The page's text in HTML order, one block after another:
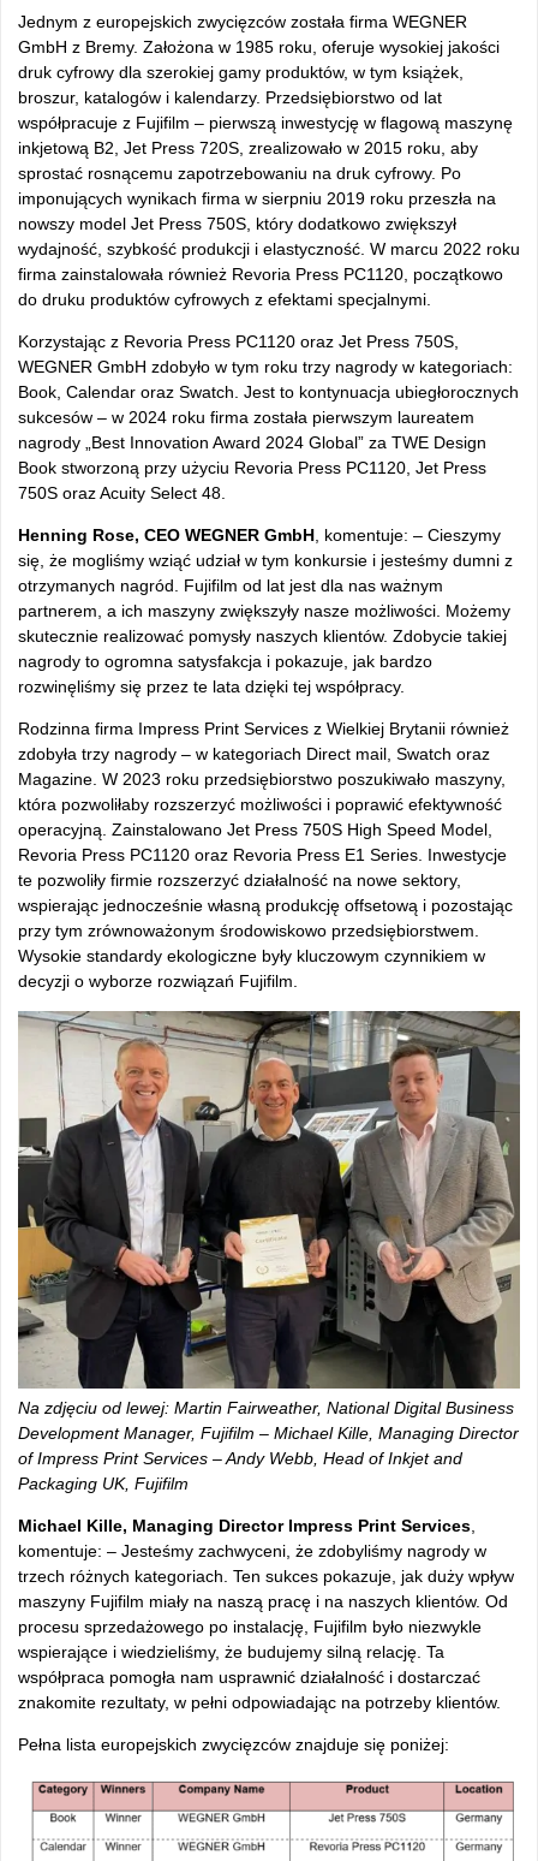
Jednym z europejskich zwycięzców została firma WEGNER
GmbH z Bremy. Założona w 1985 roku, oferuje wysokiej jakości
druk cyfrowy dla szerokiej gamy produktów, w tym książek,
broszur, katalogów i kalendarzy. Przedsiębiorstwo od lat
współpracuje z Fujifilm – pierwszą inwestycję w flagową maszynę
inkjetową B2, Jet Press 720S, zrealizowało w 2015 roku, aby
sprostać rosnącemu zapotrzebowaniu na druk cyfrowy. Po
imponujących wynikach firma w sierpniu 2019 roku przeszła na
nowszy model Jet Press 750S, który dodatkowo zwiększył
wydajność, szybkość produkcji i elastyczność. W marcu 2022 roku
firma zainstalowała również Revoria Press PC1120, początkowo
do druku produktów cyfrowych z efektami specjalnymi.
Korzystając z Revoria Press PC1120 oraz Jet Press 750S,
WEGNER GmbH zdobyło w tym roku trzy nagrody w kategoriach:
Book, Calendar oraz Swatch. Jest to kontynuacja ubiegłorocznych
sukcesów – w 2024 roku firma została pierwszym laureatem
nagrody „Best Innovation Award 2024 Global” za TWE Design
Book stworzoną przy użyciu Revoria Press PC1120, Jet Press
750S oraz Acuity Select 48.
Henning Rose, CEO WEGNER GmbH , komentuje: – Cieszymy
się, że mogliśmy wziąć udział w tym konkursie i jesteśmy dumni z
otrzymanych nagród. Fujifilm od lat jest dla nas ważnym
partnerem, a ich maszyny zwiększyły nasze możliwości. Możemy
skutecznie realizować pomysły naszych klientów. Zdobycie takiej
nagrody to ogromna satysfakcja i pokazuje, jak bardzo
rozwinęliśmy się przez te lata dzięki tej współpracy.
Rodzinna firma Impress Print Services z Wielkiej Brytanii również
zdobyła trzy nagrody – w kategoriach Direct mail, Swatch oraz
Magazine. W 2023 roku przedsiębiorstwo poszukiwało maszyny,
która pozwoliłaby rozszerzyć możliwości i poprawić efektywność
operacyjną. Zainstalowano Jet Press 750S High Speed Model,
Revoria Press PC1120 oraz Revoria Press E1 Series. Inwestycje
te pozwoliły firmie rozszerzyć działalność na nowe sektory,
wspierając jednocześnie własną produkcję offsetową i pozostając
przy tym zrównoważonym środowiskowo przedsiębiorstwem.
Wysokie standardy ekologiczne były kluczowym czynnikiem w
decyzji o wyborze rozwiązań Fujifilm.
Na zdjęciu od lewej: Martin Fairweather, National Digital Business
Development Manager, Fujifilm – Michael Kille, Managing Director
of Impress Print Services – Andy Webb, Head of Inkjet and
Packaging UK, Fujifilm
Michael Kille, Managing Director Impress Print Services
komentuje: – Jesteśmy zachwyceni, że zdobyliśmy nagrody w
trzech różnych kategoriach. Ten sukces pokazuje, jak duży wpływ
maszyny Fujifilm miały na naszą pracę i na naszych klientów. Od
procesu sprzedażowego po instalację, Fujifilm było niezwykle
wspierające i wiedzieliśmy, że budujemy silną relację. Ta
współpraca pomogła nam usprawnić działalność i dostarczać
znakomite rezultaty, w pełni odpowiadając na potrzeby klientów.
Pełna lista europejskich zwycięzców znajduje się poniżej: